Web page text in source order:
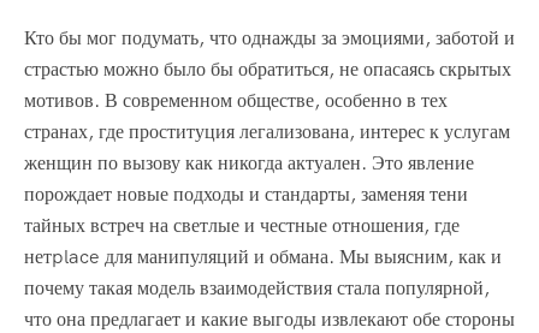
Кто бы мог подумать, что однажды за эмоциями, заботой и
страстью можно было бы обратиться, не опасаясь скрытых
мотивов. В современном обществе, особенно в тех
странах, где проституция легализована, интерес к услугам
женщин по вызову как никогда актуален. Это явление
порождает новые подходы и стандарты, заменяя тени
тайных встреч на светлые и честные отношения, где
нетplace для манипуляций и обмана. Мы выясним, как и
почему такая модель взаимодействия стала популярной,
что она предлагает и какие выгоды извлекают обе стороны